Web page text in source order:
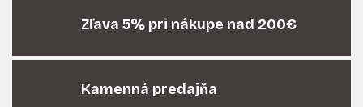
i
p
v
Zľava 5% pri nákupe nad 200€
Kamenná predajňa